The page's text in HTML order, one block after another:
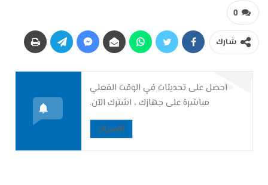
0
شارك
احصل على تحديثات في الوقت الفعلي
مباشرة على جهازك ، اشترك الآن.
الاشتراك